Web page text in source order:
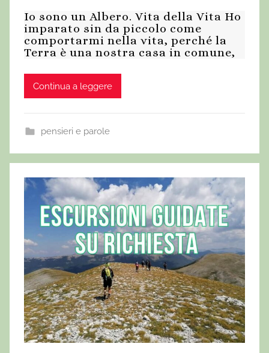
Io sono un Albero. Vita della Vita Ho
imparato sin da piccolo come
comportarmi nella vita, perché la
Terra è una nostra casa in comune,
Continua a leggere
pensieri e parole